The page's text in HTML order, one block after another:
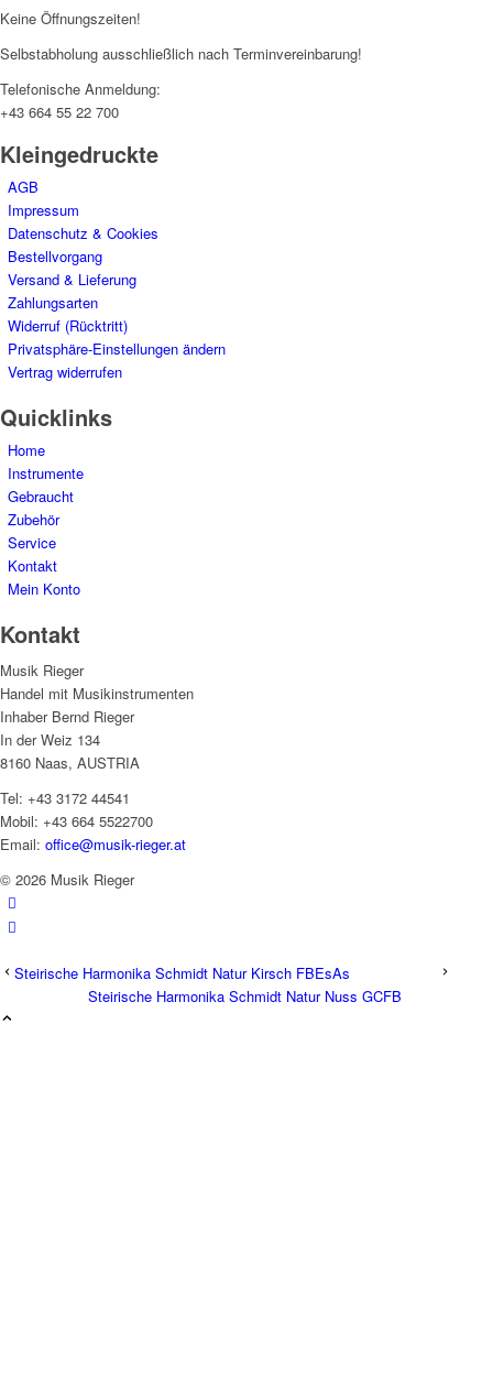
Keine Öffnungszeiten!
Selbstabholung ausschließlich nach Terminvereinbarung!
Telefonische Anmeldung:
+43 664 55 22 700
Kleingedruckte
AGB
Impressum
Datenschutz & Cookies
Bestellvorgang
Versand & Lieferung
Zahlungsarten
Widerruf (Rücktritt)
Privatsphäre-Einstellungen ändern
Vertrag widerrufen
Quicklinks
Home
Instrumente
Gebraucht
Zubehör
Service
Kontakt
Mein Konto
Kontakt
Musik Rieger
Handel mit Musikinstrumenten
Inhaber Bernd Rieger
In der Weiz 134
8160 Naas, AUSTRIA
Tel: +43 3172 44541
Mobil: +43 664 5522700
Email: office@musik-rieger.at
© 2026 Musik Rieger
Steirische Harmonika Schmidt Natur Kirsch FBEsAs
Steirische Harmonika Schmidt Natur Nuss GCFB